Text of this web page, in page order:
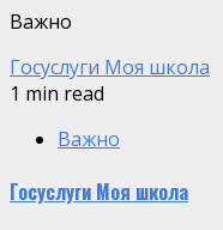
Важно
Госуслуги Моя школа
1 min read
Важно
Госуслуги Моя школа